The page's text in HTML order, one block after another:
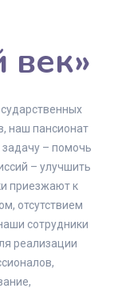
век»
наш пансионат
– помочь
– улучшить
приезжают к
отсутствием
сотрудники
реализации